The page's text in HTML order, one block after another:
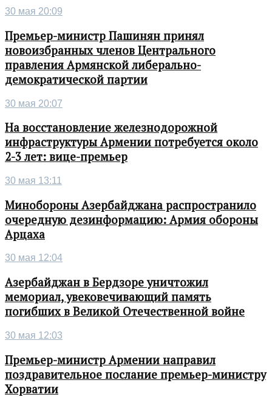
30 мая 20:09
Премьер-министр Пашинян принял
новоизбранных членов Центрального
правления Армянской либерально-
демократической партии
30 мая 20:07
На восстановление железнодорожной
инфраструктуры Армении потребуется около
2-3 лет: вице-премьер
30 мая 13:11
Минобороны Азербайджана распространило
очередную дезинформацию: Армия обороны
Арцаха
30 мая 12:04
Азербайджан в Бердзоре уничтожил
мемориал, увековечивающий память
погибших в Великой Отечественной войне
30 мая 12:03
Премьер-министр Армении направил
поздравительное послание премьер-министру
Хорватии